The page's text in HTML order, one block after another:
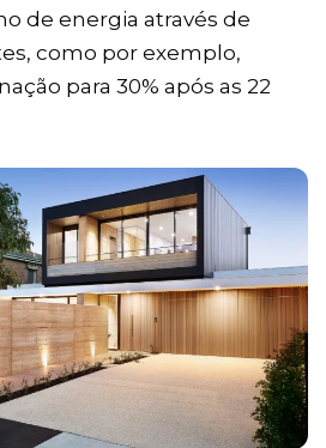
de energia através de
como por exemplo,
para 30% após as 22